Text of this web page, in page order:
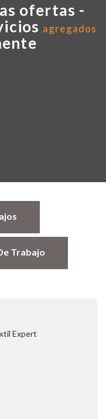
ofertas -
agregados
Trabajo
Expert